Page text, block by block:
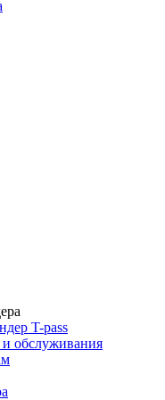
T-pass
обслуживания